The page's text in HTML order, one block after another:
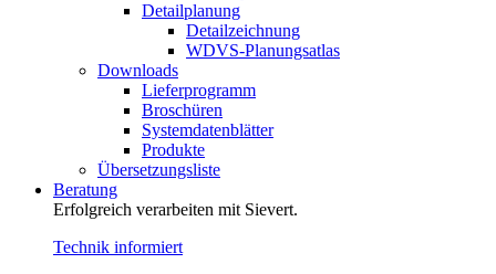
Detailplanung
Detailzeichnung
WDVS-Planungsatlas
Downloads
Lieferprogramm
Broschüren
Systemdatenblätter
Produkte
Übersetzungsliste
Beratung
Erfolgreich verarbeiten mit Sievert.
Technik informiert